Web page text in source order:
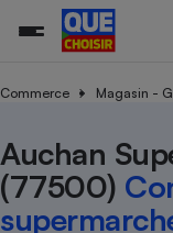
Commerce Magasin -
Auchan
(77500)
Toutes les
Enquêtes
Tous les services
Tous nos
Nos actions
L’association
Nos missions